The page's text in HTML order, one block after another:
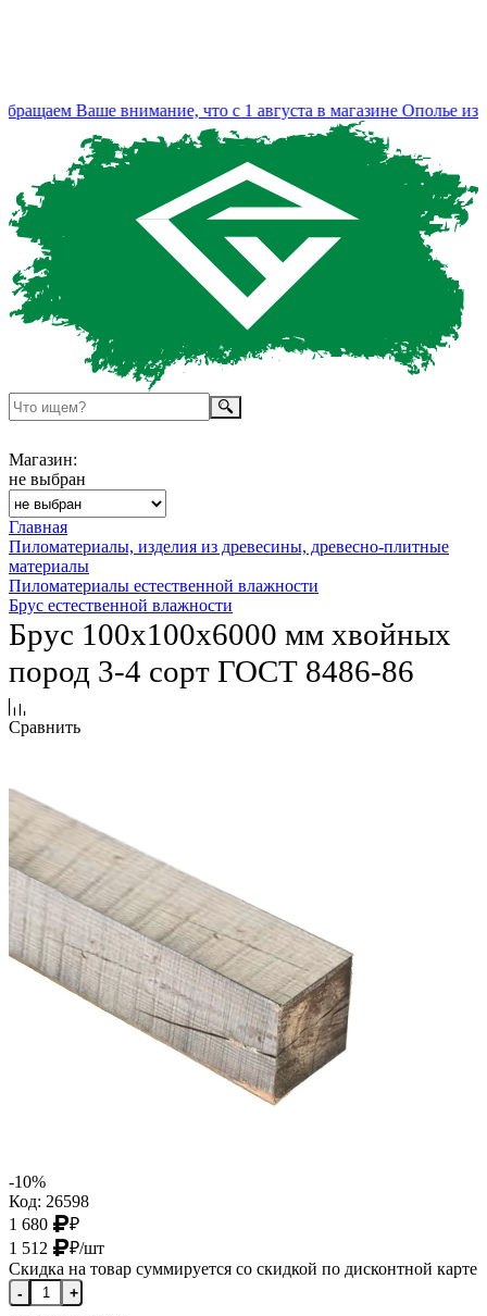
Ваше внимание, что с 1 августа в магазине Ополье
Магазин:
не выбран
Главная
Пиломатериалы, изделия из древесины, древесно-плитные
материалы
Пиломатериалы естественной влажности
Брус естественной влажности
Брус 100х100х6000 мм хвойных
пород 3-4 сорт ГОСТ 8486-86
Сравнить
-10%
Код: 26598
1 680
₽
1 512
₽/шт
Скидка на товар суммируется со скидкой по дисконтной карте
- +